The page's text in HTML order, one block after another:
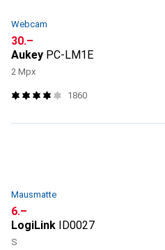
Webcam
CHF
30.–
Aukey PC-LM1E
2 Mpx
1860
Mausmatte
CHF
6.–
LogiLink ID0027
S